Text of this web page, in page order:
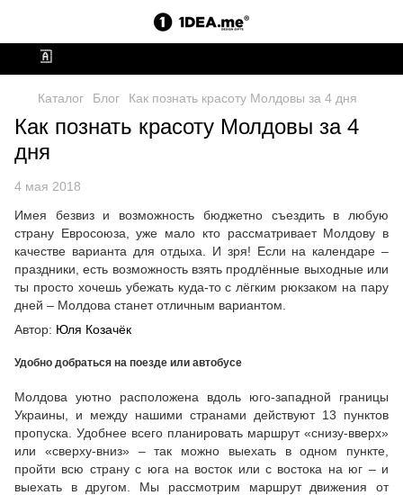
Каталог Блог Как познать красоту Молдовы за 4 дня
Как познать красоту Молдовы за 4
дня
4 мая 2018
Имея безвиз и возможность бюджетно съездить в любую
страну Евросоюза, уже мало кто рассматривает Молдову в
качестве варианта для отдыха. И зря! Если на календаре –
праздники, есть возможность взять продлённые выходные или
ты просто хочешь убежать куда-то с лёгким рюкзаком на пару
дней – Молдова станет отличным вариантом.
Автор: Юля Козачёк
Удобно добраться на поезде или автобусе
Молдова уютно расположена вдоль юго-западной границы
Украины, и между нашими странами действуют 13 пунктов
пропуска. Удобнее всего планировать маршрут «снизу-вверх»
или «сверху-вниз» – так можно выехать в одном пункте,
пройти всю страну с юга на восток или с востока на юг – и
выехать в другом. Мы рассмотрим маршрут движения от